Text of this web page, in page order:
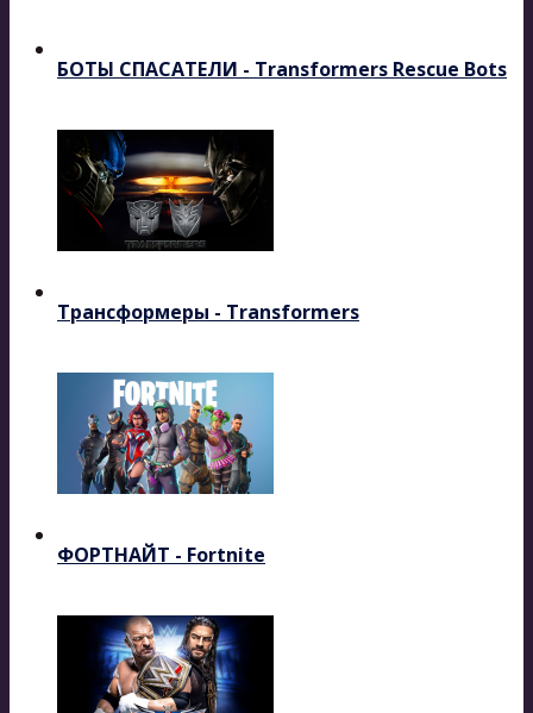
БОТЫ СПАСАТЕЛИ - Transformers Rescue Bots
Трансформеры - Transformers
ФОРТНАЙТ - Fortnite